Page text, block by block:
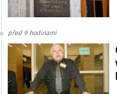
před 9 hodinami